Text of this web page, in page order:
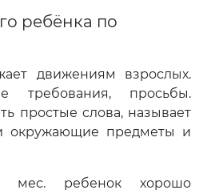
ребёнка по
движе­ниям взрослых.
требования, просьбы.
простые слова, называет
окружающие предметы и
мес. ребенок хорошо